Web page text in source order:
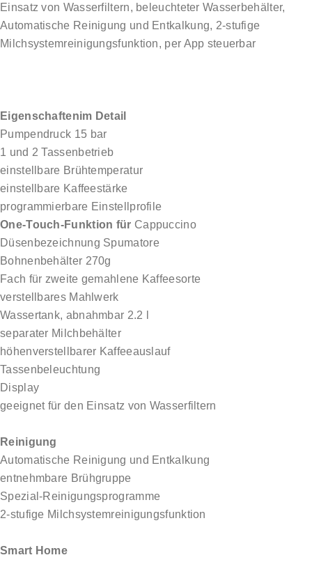
Einsatz von Wasserfiltern, beleuchteter Wasserbehälter,
Automatische Reinigung und Entkalkung, 2-stufige
Milchsystemreinigungsfunktion, per App steuerbar
Eigenschaftenim Detail
Pumpendruck 15 bar
1 und 2 Tassenbetrieb
einstellbare Brühtemperatur
einstellbare Kaffeestärke
programmierbare Einstellprofile
One-Touch-Funktion für Cappuccino
Düsenbezeichnung Spumatore
Bohnenbehälter 270g
Fach für zweite gemahlene Kaffeesorte
verstellbares Mahlwerk
Wassertank, abnahmbar 2.2 l
separater Milchbehälter
höhenverstellbarer Kaffeeauslauf
Tassenbeleuchtung
Display
geeignet für den Einsatz von Wasserfiltern
Reinigung
Automatische Reinigung und Entkalkung
entnehmbare Brühgruppe
Spezial-Reinigungsprogramme
2-stufige Milchsystemreinigungsfunktion
Smart Home